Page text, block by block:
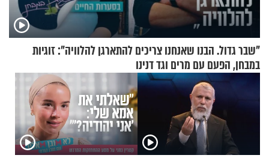
"שבר גדול. הבנו שאנחנו צריכים להתארגן להלוויה": זוגיות
במבחן, הפעם עם מרים וגד דנינו